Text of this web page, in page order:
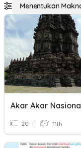
Menentukan
20 T 11th